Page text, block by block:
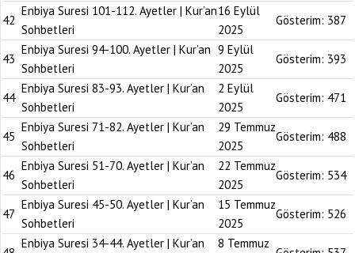
42
Enbiya Suresi 101-112. Ayetler | Kur’an
Sohbetleri
16 Eylül
2025
Gösterim: 387
43
Enbiya Suresi 94-100. Ayetler | Kur’an
Sohbetleri
9 Eylül
2025
Gösterim: 393
44
Enbiya Suresi 83-93. Ayetler | Kur’an
Sohbetleri
2 Eylül
2025
Gösterim: 471
45
Enbiya Suresi 71-82. Ayetler | Kur’an
Sohbetleri
29 Temmuz
2025
Gösterim: 488
46
Enbiya Suresi 51-70. Ayetler | Kur’an
Sohbetleri
22 Temmuz
2025
Gösterim: 534
47
Enbiya Suresi 45-50. Ayetler | Kur’an
Sohbetleri
15 Temmuz
2025
Gösterim: 526
Enbiya Suresi 34-44. Ayetler | Kur’an 8 Temmuz